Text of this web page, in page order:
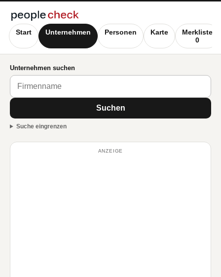
Start Unternehmen Personen Karte
Merkliste
0
Unternehmen suchen
Suchen
Suche eingrenzen
ANZEIGE